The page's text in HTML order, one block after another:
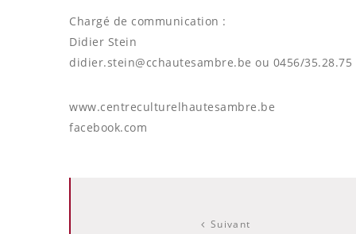
Chargé de communication :
Didier Stein
didier.stein@cchautesambre.be ou 0456/35.28.75
www.centreculturelhautesambre.be
facebook.com
Suivant